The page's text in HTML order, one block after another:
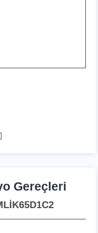
Gereçleri